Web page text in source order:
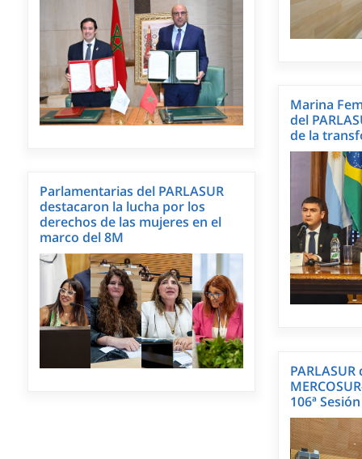
Marina
del
de la
Parlamentarias del PARLASUR
destacaron la lucha por los
derechos de las mujeres en el
marco del 8M
106ª